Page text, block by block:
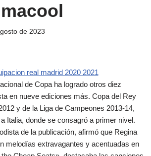
de 2023
de Copa ha logrado otros diez
en nueve ediciones más. Copa del Rey
y de la Liga de Campeones 2013-14,
Italia, donde se consagró a primer nivel.
de la publicación, afirmó que Regina
melodías extravagantes y acentuadas en